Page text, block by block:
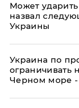
Может
назвал
Украины
Украина по
ограничивать
Черном море